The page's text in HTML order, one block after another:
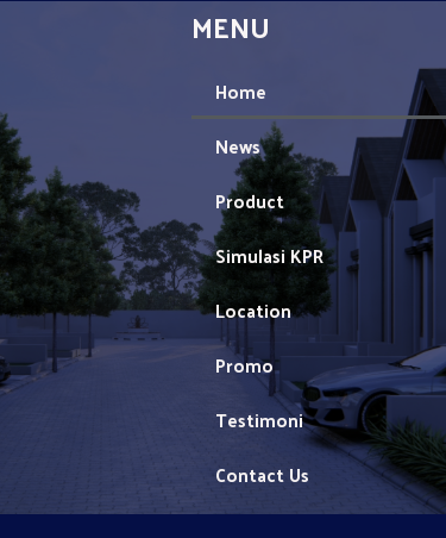
MENU
Home
News
Product
Simulasi KPR
Location
Promo
Testimoni
Contact Us